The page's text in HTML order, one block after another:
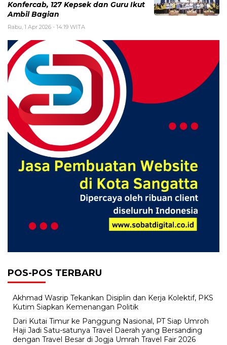
Konfercab, 127 Kepsek dan Guru Ikut
Ambil Bagian
Rabu, 1 Apr 2026 - 14:19 WITA
POS-POS TERBARU
Akhmad Wasrip Tekankan Disiplin dan Kerja Kolektif, PKS
Kutim Siapkan Kemenangan Politik
Dari Kutai Timur ke Panggung Nasional, PT Siap Umroh
Haji Jadi Satu-satunya Travel Daerah yang Bersanding
dengan Travel Besar di Jogja Umrah Travel Fair 2026